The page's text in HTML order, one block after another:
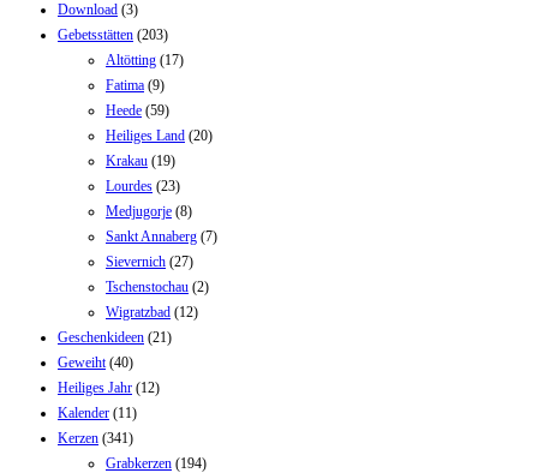
Download (3)
Gebetsstätten (203)
Altötting (17)
Fatima (9)
Heede (59)
Heiliges Land (20)
Krakau (19)
Lourdes (23)
Medjugorje (8)
Sankt Annaberg (7)
Sievernich (27)
Tschenstochau (2)
Wigratzbad (12)
Geschenkideen (21)
Geweiht (40)
Heiliges Jahr (12)
Kalender (11)
Kerzen (341)
Grabkerzen (194)